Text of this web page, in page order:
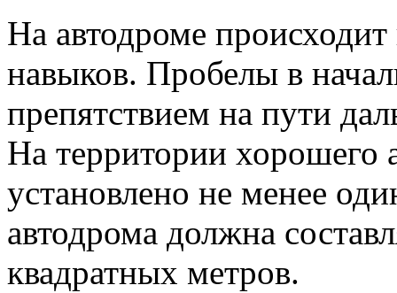
На автодроме
навыков. Пробелы в
препятствием на пути
На территории хорошего
установлено не менее
автодрома должна
квадратных метров.